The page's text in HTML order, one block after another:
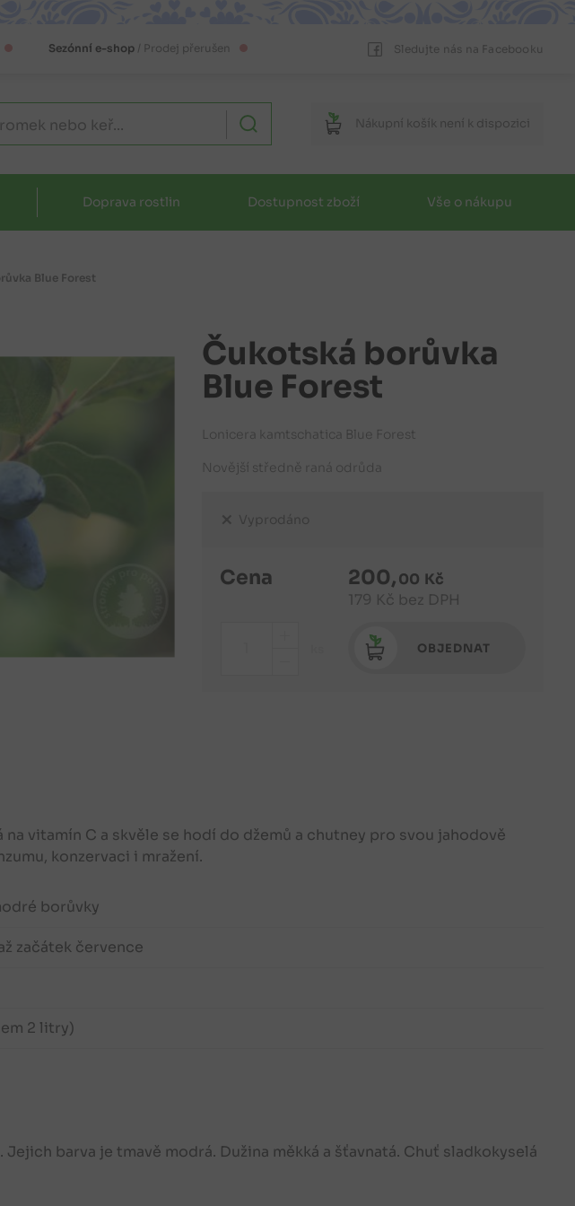
Sezónní e-shop/ Prodej přerušen Sledujte nás na Facebooku
Nákupní košík není k dispozici
Doprava rostlin Dostupnost zboží Vše o nákupu
Blue Forest
Čukotská borůvka
Blue Forest
Lonicera kamtschatica Blue Forest
Novější středně raná odrůda
Vyprodáno
Cena 200,00 Kč
179 Kč bez DPH
OBJEDNAT
vitamín C a skvěle se hodí do džemů a chutney pro svou jahodově
konzervaci i mražení.
borůvky
začátek července
2 litry)
barva je tmavě modrá. Dužina měkká a šťavnatá. Chuť sladkokyselá